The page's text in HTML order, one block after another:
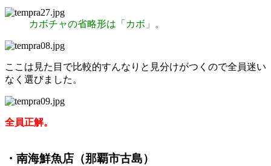
カボチャの省略形は「カボ」。
ここは見た目で比較的すんなりと見分けがつくので全員迷い
なく選びました。
全員正解。
・南海鮮魚店（那覇市古島）